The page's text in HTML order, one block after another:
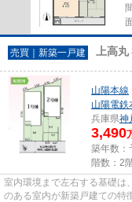
売買｜新築一戸建 上高
山陽本線
山陽電鉄
兵庫県神
3,490
築年数：
階数：2
室内環境まで左右する基礎は
のある室内が新築戸建ての特